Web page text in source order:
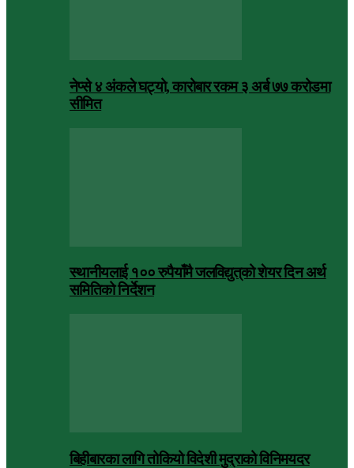
नेप्से ४ अंकले घट्यो, कारोबार रकम ३ अर्ब ७७ करोडमा
सीमित
स्थानीयलाई १०० रुपैयाँमै जलविद्युत्‌को शेयर दिन अर्थ
समितिको निर्देशन
बिहीबारका लागि तोकियो विदेशी मुद्राको विनिमयदर